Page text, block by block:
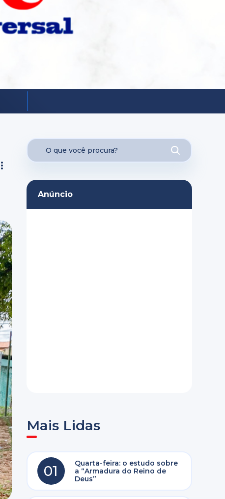
Anúncio
Mais Lidas
01
Quarta-feira: o estudo sobre
a “Armadura do Reino de
Deus”